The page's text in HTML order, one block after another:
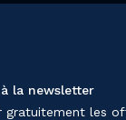
la newsletter
gratuitement les